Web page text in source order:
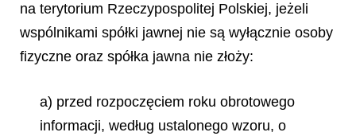
na terytorium Rzeczypospolitej Polskiej, jeżeli
wspólnikami spółki jawnej nie są wyłącznie osoby
fizyczne oraz spółka jawna nie złoży:
a) przed rozpoczęciem roku obrotowego
informacji, według ustalonego wzoru, o